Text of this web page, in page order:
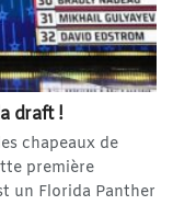
draft !
chapeaux de
première
un Florida Panther